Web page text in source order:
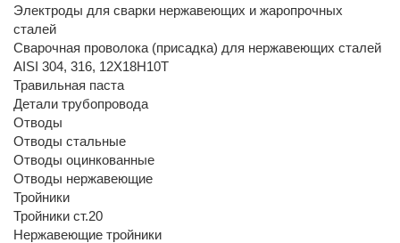
Электроды для сварки нержавеющих и жаропрочных
сталей
Сварочная проволока (присадка) для нержавеющих сталей
AISI 304, 316, 12Х18Н10Т
Травильная паста
Детали трубопровода
Отводы
Отводы стальные
Отводы оцинкованные
Отводы нержавеющие
Тройники
Тройники ст.20
Нержавеющие тройники